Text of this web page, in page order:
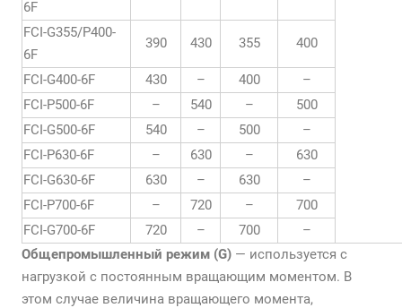
6F
FCI-G355/P400-
6F
390 430 355 400
FCI-G400-6F 430 – 400
–
FCI-P500-6F
– 540 –
500
FCI-G500-6F
540 – 500
–
FCI-P630-6F
– 630 –
630
FCI-G630-6F
630 – 630
–
FCI-P700-6F
– 720 –
700
FCI-G700-6F
720 – 700
–
Общепромышленный режим (G) — используется с
нагрузкой с постоянным вращающим моментом. В
этом случае величина вращающего момента,